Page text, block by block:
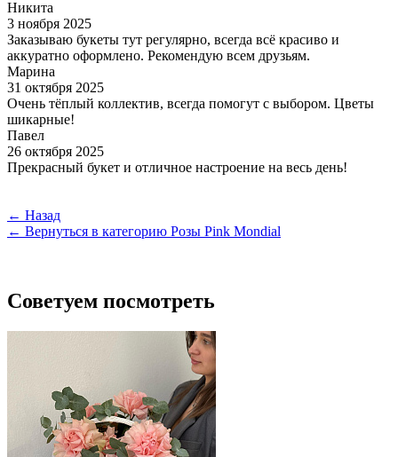
Никита
3 ноября 2025
Заказываю букеты тут регулярно, всегда всё красиво и
аккуратно оформлено. Рекомендую всем друзьям.
Марина
31 октября 2025
Очень тёплый коллектив, всегда помогут с выбором. Цветы
шикарные!
Павел
26 октября 2025
Прекрасный букет и отличное настроение на весь день!
← Назад
← Вернуться в категорию Розы Pink Mondial
Советуем посмотреть